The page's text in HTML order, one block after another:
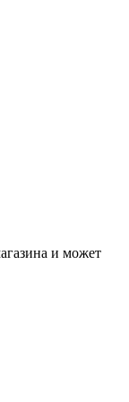
и может